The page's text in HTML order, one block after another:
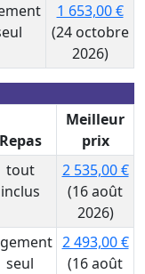
1 653,00 €
(24 octobre
2026)
Repas
Meilleur
prix
tout
inclus
2 535,00 €
(16 août
2026)
seul
2 493,00 €
(16 août